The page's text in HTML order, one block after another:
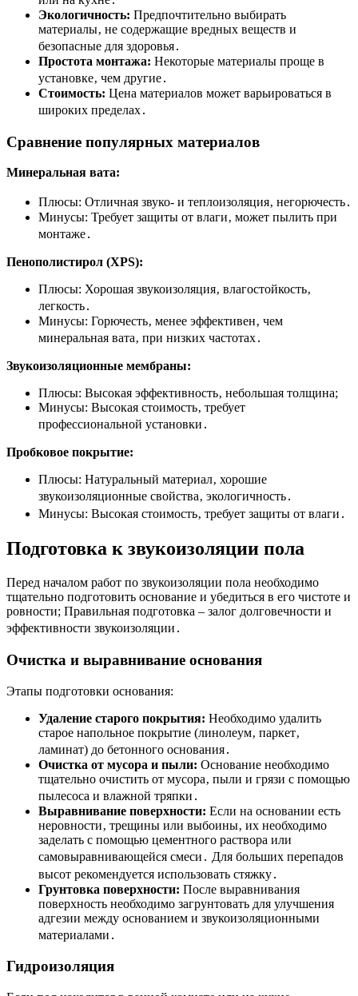
Экологичность: Предпочтительно выбирать
материалы‚ не содержащие вредных веществ и
безопасные для здоровья․
Простота монтажа: Некоторые материалы проще в
установке‚ чем другие․
Стоимость: Цена материалов может варьироваться в
широких пределах․
Сравнение популярных материалов
Минеральная вата:
Плюсы: Отличная звуко- и теплоизоляция‚ негорючесть․
Минусы: Требует защиты от влаги‚ может пылить при
монтаже․
Пенополистирол (XPS):
Плюсы: Хорошая звукоизоляция‚ влагостойкость‚
легкость․
Минусы: Горючесть‚ менее эффективен‚ чем
минеральная вата‚ при низких частотах․
Звукоизоляционные мембраны:
Плюсы: Высокая эффективность‚ небольшая толщина;
Минусы: Высокая стоимость‚ требует
профессиональной установки․
Пробковое покрытие:
Плюсы: Натуральный материал‚ хорошие
звукоизоляционные свойства‚ экологичность․
Минусы: Высокая стоимость‚ требует защиты от влаги․
Подготовка к звукоизоляции пола
Перед началом работ по звукоизоляции пола необходимо
тщательно подготовить основание и убедиться в его чистоте и
ровности; Правильная подготовка – залог долговечности и
эффективности звукоизоляции․
Очистка и выравнивание основания
Этапы подготовки основания:
Удаление старого покрытия: Необходимо удалить
старое напольное покрытие (линолеум‚ паркет‚
ламинат) до бетонного основания․
Очистка от мусора и пыли: Основание необходимо
тщательно очистить от мусора‚ пыли и грязи с помощью
пылесоса и влажной тряпки․
Выравнивание поверхности: Если на основании есть
неровности‚ трещины или выбоины‚ их необходимо
заделать с помощью цементного раствора или
самовыравнивающейся смеси․ Для больших перепадов
высот рекомендуется использовать стяжку․
Грунтовка поверхности: После выравнивания
поверхность необходимо загрунтовать для улучшения
адгезии между основанием и звукоизоляционными
материалами․
Гидроизоляция